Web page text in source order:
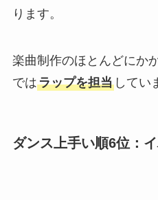
ります。
楽曲制作のほとんどにか
ではラップを担当してい
ダンス上手い順6位：